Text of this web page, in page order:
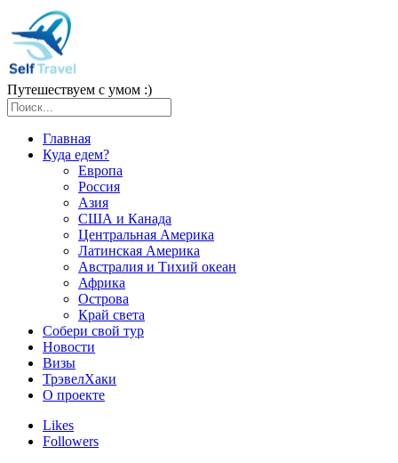
Путешествуем с умом :)
Главная
Куда едем?
Европа
Россия
Азия
США и Канада
Центральная Америка
Латинская Америка
Австралия и Тихий океан
Африка
Острова
Край света
Собери свой тур
Новости
Визы
ТрэвелХаки
О проекте
Likes
Followers